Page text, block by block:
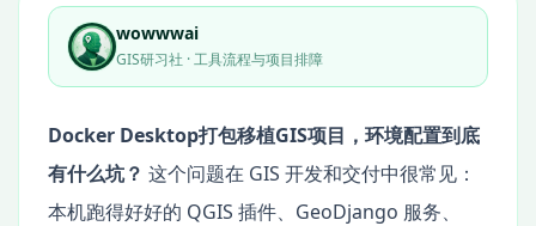
wowwwai
GIS研习社 · 工具流程与项目排障
Docker Desktop打包移植GIS项目，环境配置到底
有什么坑？ 这个问题在 GIS 开发和交付中很常见：
本机跑得好好的 QGIS 插件、GeoDjango 服务、